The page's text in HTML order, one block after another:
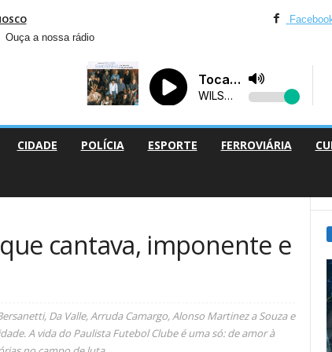
Ouça a nossa rádio
CIDADE POLÍCIA ESPORTE FERROVIÁRIA
cantava, imponente e
Da Valle, Arruda Camargo, Alonso Martinez a Souza e
A vida do Paulista Futebol Clube é uma só: de amor à